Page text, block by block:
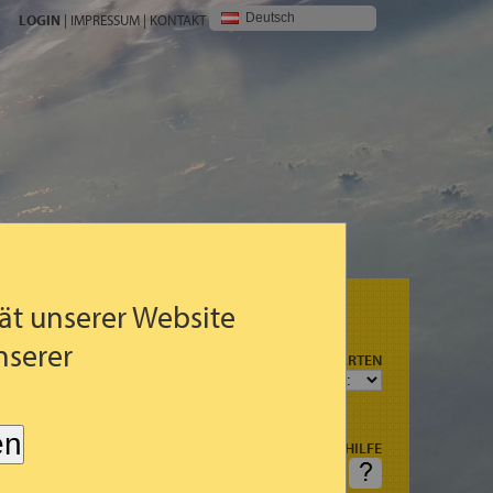
unserer Website
LOGIN | IMPRESSUM | KONTAKT Deutsch
(3STDG.)
PROGNOSEKARTEN
HILFE